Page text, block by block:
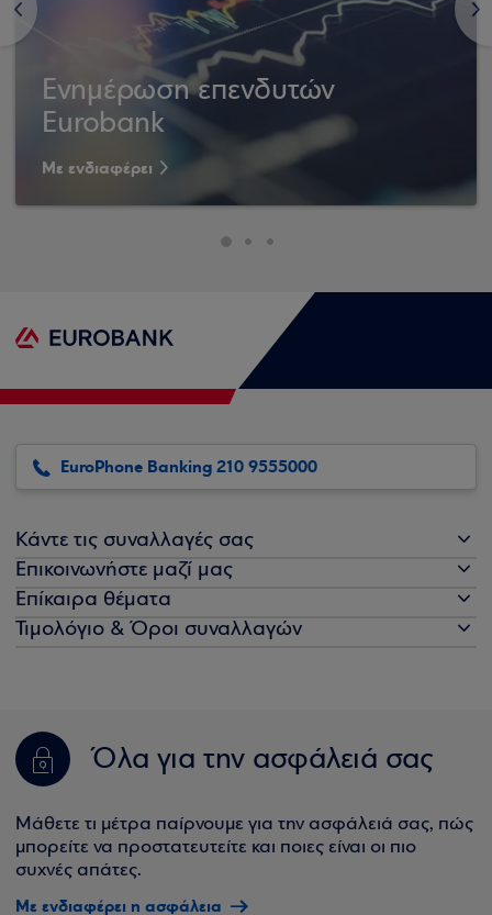
<
Ενημέρωση επενδυτών
Eurobank
Με ενδιαφέρει
>
EuroPhone Banking 210 9555000
Κάντε τις συναλλαγές σας
Επικοινωνήστε μαζί μας
Επίκαιρα θέματα
Τιμολόγιο & Όροι συναλλαγών
Όλα για την ασφάλειά σας
Μάθετε τι μέτρα παίρνουμε για την ασφάλειά σας, πώς
μπορείτε να προστατευτείτε και ποιες είναι οι πιο
συχνές απάτες.
Με ενδιαφέρει η ασφάλεια